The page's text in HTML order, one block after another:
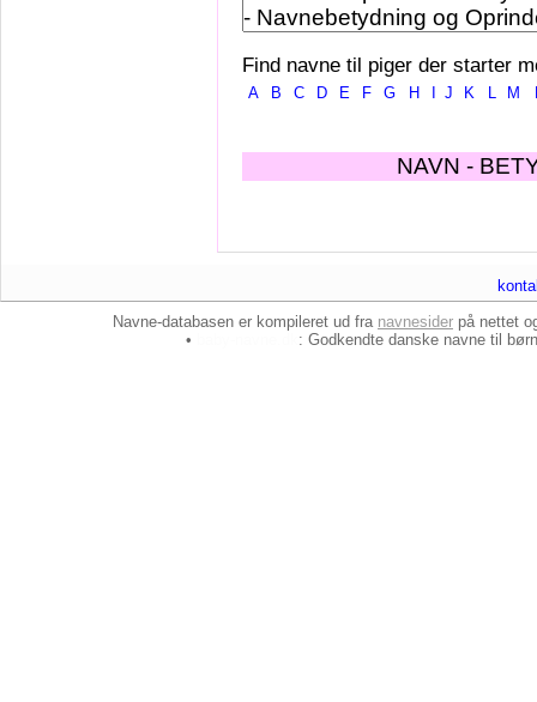
Find navne til piger der starter
A B C D E F G H J K L M
NAVN -
Navne-databasen er kompileret ud fra navnesider på nettet
•
: Godkendte danske navne til børn